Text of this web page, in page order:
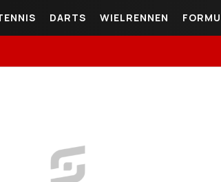
DARTS WIELRENNEN